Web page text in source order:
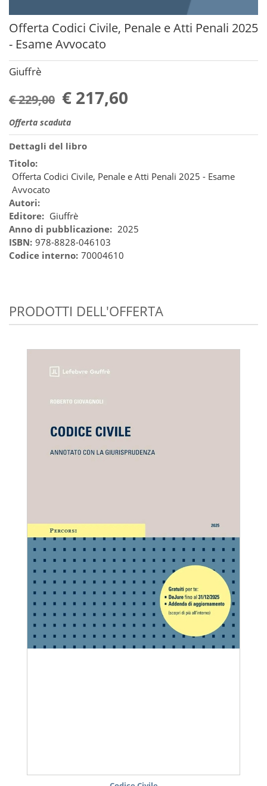
Offerta Codici Civile, Penale e Atti Penali 2025
- Esame Avvocato
Giuffrè
€ 229,00 € 217,60
Offerta scaduta
Dettagli del libro
Titolo:
Offerta Codici Civile, Penale e Atti Penali 2025 - Esame
Avvocato
Autori:
Editore: Giuffrè
Anno di pubblicazione: 2025
ISBN: 978-8828-046103
Codice interno: 70004610
PRODOTTI DELL'OFFERTA